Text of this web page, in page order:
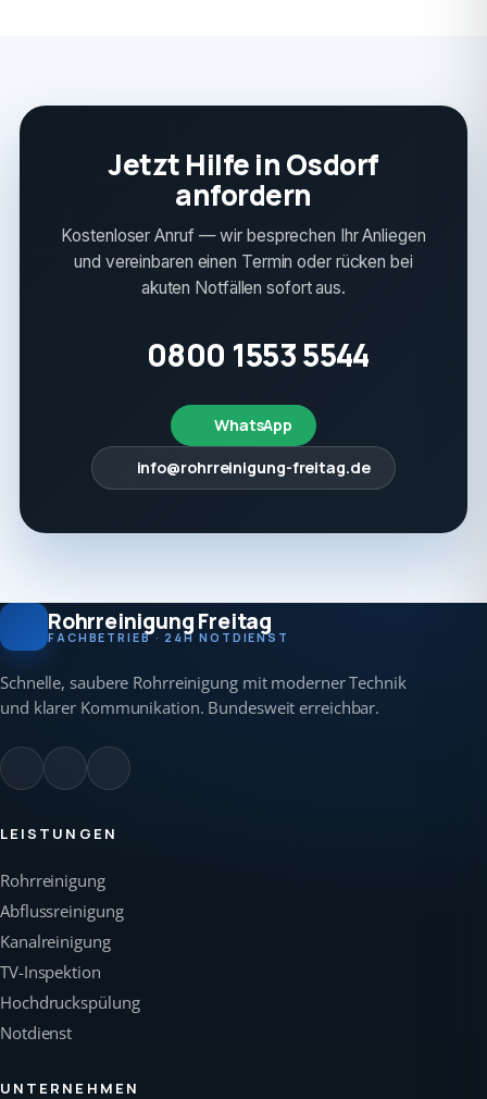
Jetzt Hilfe in Osdorf
anfordern
Kostenloser Anruf — wir besprechen Ihr Anliegen
und vereinbaren einen Termin oder rücken bei
akuten Notfällen sofort aus.
0800 1553 5544
WhatsApp
info@rohrreinigung-freitag.de
Rohrreinigung Freitag
FACHBETRIEB · 24H NOTDIENST
Schnelle, saubere Rohrreinigung mit moderner Technik
und klarer Kommunikation. Bundesweit erreichbar.
LEISTUNGEN
Rohrreinigung
Abflussreinigung
Kanalreinigung
TV-Inspektion
Hochdruckspülung
Notdienst
UNTERNEHMEN